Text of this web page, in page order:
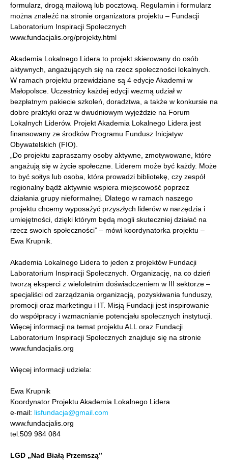
formularz, drogą mailową lub pocztową. Regulamin i formularz
można znaleźć na stronie organizatora projektu – Fundacji
Laboratorium Inspiracji Społecznych
www.fundacjalis.org/projekty.html
Akademia Lokalnego Lidera to projekt skierowany do osób
aktywnych, angażujących się na rzecz społeczności lokalnych.
W ramach projektu przewidziane są 4 edycje Akademii w
Małopolsce. Uczestnicy każdej edycji wezmą udział w
bezpłatnym pakiecie szkoleń, doradztwa, a także w konkursie na
dobre praktyki oraz w dwudniowym wyjeździe na Forum
Lokalnych Liderów. Projekt Akademia Lokalnego Lidera jest
finansowany ze środków Programu Fundusz Inicjatyw
Obywatelskich (FIO).
„Do projektu zapraszamy osoby aktywne, zmotywowane, które
angażują się w życie społeczne. Liderem może być każdy. Może
to być sołtys lub osoba, która prowadzi bibliotekę, czy zespół
regionalny bądź aktywnie wspiera miejscowość poprzez
działania grupy nieformalnej. Dlatego w ramach naszego
projektu chcemy wyposażyć przyszłych liderów w narzędzia i
umiejętności, dzięki którym będą mogli skuteczniej działać na
rzecz swoich społeczności” – mówi koordynatorka projektu –
Ewa Krupnik.
Akademia Lokalnego Lidera to jeden z projektów Fundacji
Laboratorium Inspiracji Społecznych. Organizację, na co dzień
tworzą eksperci z wieloletnim doświadczeniem w III sektorze –
specjaliści od zarządzania organizacją, pozyskiwania funduszy,
promocji oraz marketingu i IT. Misją Fundacji jest inspirowanie
do współpracy i wzmacnianie potencjału społecznych instytucji.
Więcej informacji na temat projektu ALL oraz Fundacji
Laboratorium Inspiracji Społecznych znajduje się na stronie
www.fundacjalis.org
Więcej informacji udziela:
Ewa Krupnik
Koordynator Projektu Akademia Lokalnego Lidera
e-mail: lisfundacja@gmail.com
www.fundacjalis.org
tel.509 984 084
LGD „Nad Białą Przemszą”